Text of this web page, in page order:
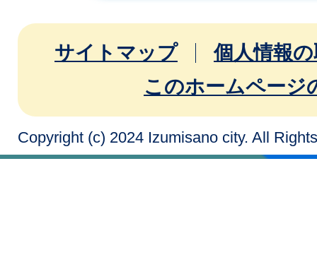
サイトマップ
個人情報
このホームページ
Copyright (c) 2024 Izumisano city. All